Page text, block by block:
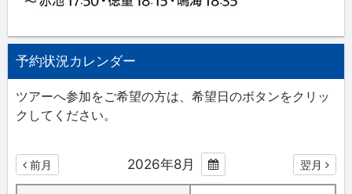
予約状況カレンダー
ツアーへ参加をご希望の方は、希望日のボタンをクリッ
クしてください。
前月 2026年8月 翌月